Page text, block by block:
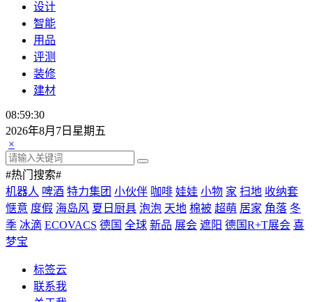
设计
智能
用品
评测
装修
建材
08:59:32
2026年8月7日星期五
×
#热门搜索#
机器人 啤酒 特力集团 小伙伴 咖啡 娃娃 小物 家 扫地 收纳套
惬意 度假 海岛风 夏日厨具 泡泡 天地 棉被 超萌 居家 角落 冬
季 冰滴 ECOVACS 德国 全球 新品 展会 遮阳 德国R+T展会 喜
梦宝
标签云
联系我